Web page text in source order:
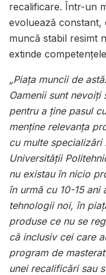
recalificare. Într-un
evoluează constant,
muncă stabil resimt
extinde
„Piața muncii de
Oamenii sunt
pentru a ține pasul
menține relevanța
cu multe
Universității
nu existau în nicio
în urmă cu 10-15 ani
tehnologii noi, în
produse ce nu se
că inclusiv cei care
program de
unei recalificări sau